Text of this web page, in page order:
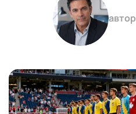
автор